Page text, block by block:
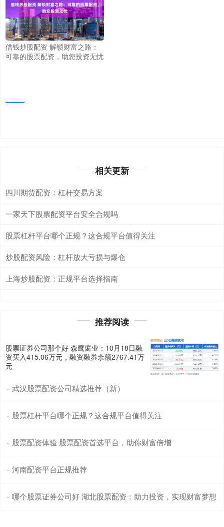
借钱炒股配资 解锁财富之路：
可靠的股票配资，助您投资无忧
相关更新
四川期货配资：杠杆交易方案
一家天下股票配资平台安全合规吗
股票杠杆平台哪个正规？这合规平台值得关注
炒股配资风险：杠杆放大亏损与爆仓
上海炒股配资：正规平台选择指南
推荐阅读
股票证券公司那个好 森鹰窗业：10月18日融
资买入415.06万元，融资融券余额2767.41万
元
· 武汉股票配资公司精选推荐（新）
· 股票杠杆平台哪个正规？这合规平台值得关注
· 股票配资体验 股票配资首选平台，助你财富倍增
· 河南配资平台正规推荐
· 哪个股票证券公司好 湖北股票配资：助力投资，实现财富梦想